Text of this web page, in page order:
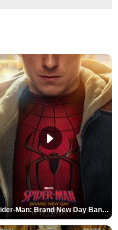
Spider-Man: Brand New Day Bande-annonce VO STFR